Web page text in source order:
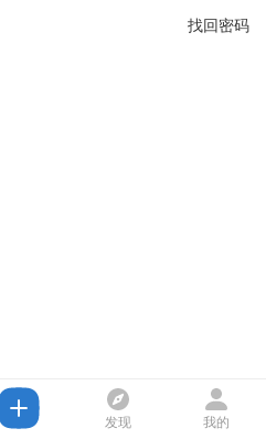
找回密码
发现 我的